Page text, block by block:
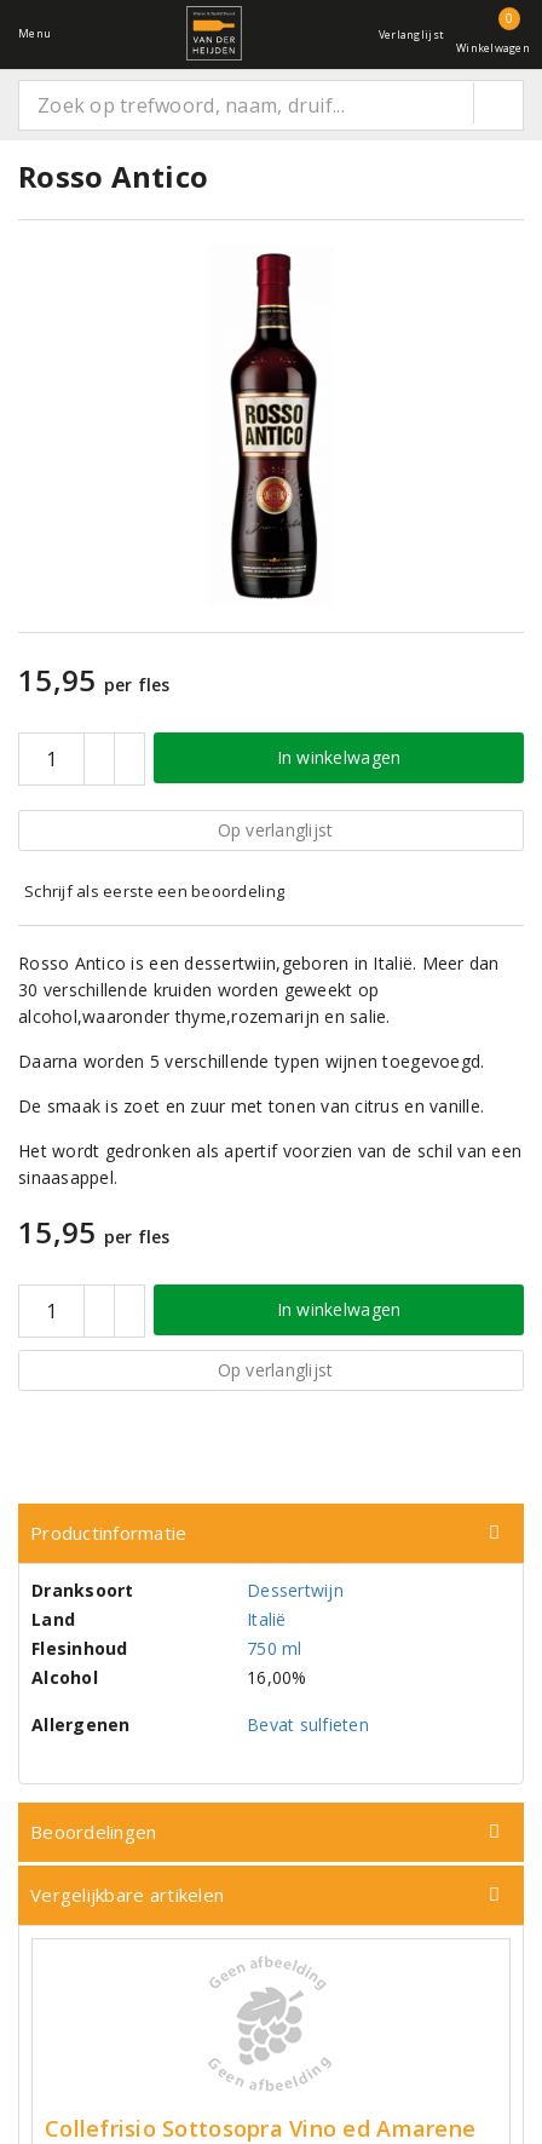
Menu Verlanglijst
0
Winkelwagen
Rosso Antico
15,95 per fles
In winkelwagen
Op verlanglijst
Schrijf als eerste een beoordeling
Rosso Antico is een dessertwiin,geboren in Italië. Meer dan
30 verschillende kruiden worden geweekt op
alcohol,waaronder thyme,rozemarijn en salie.
Daarna worden 5 verschillende typen wijnen toegevoegd.
De smaak is zoet en zuur met tonen van citrus en vanille.
Het wordt gedronken als apertif voorzien van de schil van een
sinaasappel.
15,95 per fles
In winkelwagen
Op verlanglijst
Productinformatie
Dranksoort
Dessertwijn
Land
Italië
Flesinhoud
750 ml
Alcohol
16,00%
Allergenen Bevat sulfieten
Beoordelingen
Vergelijkbare artikelen
Collefrisio Sottosopra Vino ed Amarene